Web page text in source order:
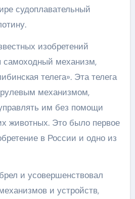
судоплавательный
изобретений
самоходный механизм,
телега». Эта телега
механизмом,
им без помощи
животных. Это было первое
в России и одно из
и усовершенствовал
и устройств,